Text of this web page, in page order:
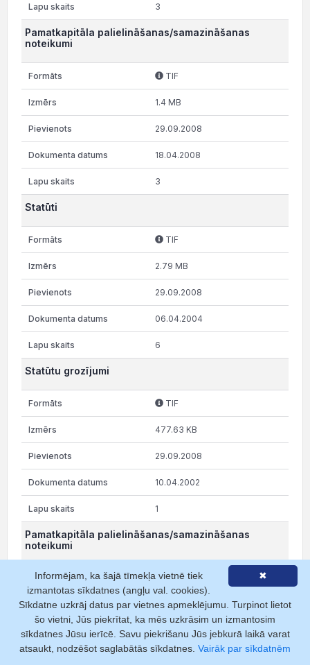
3
Pamatkapitāla palielināšanas/samazināšanas
noteikumi
TIF
1.4 MB
29.09.2008
18.04.2008
3
Statūti
TIF
2.79 MB
29.09.2008
06.04.2004
6
Statūtu grozījumi
TIF
477.63 KB
29.09.2008
10.04.2002
1
Pamatkapitāla palielināšanas/samazināšanas
noteikumi
TIF
954.04 KB
29.09.2008
✖
Informējam, ka šajā tīmekļa vietnē tiek
izmantotas sīkdatnes (angļu val. cookies).
Sīkdatne uzkrāj datus par vietnes apmeklējumu. Turpinot lietot
šo vietni, Jūs piekrītat, ka mēs uzkrāsim un izmantosim
sīkdatnes Jūsu ierīcē. Savu piekrišanu Jūs jebkurā laikā varat
atsaukt, nodzēšot saglabātās sīkdatnes. Vairāk par sīkdatnēm